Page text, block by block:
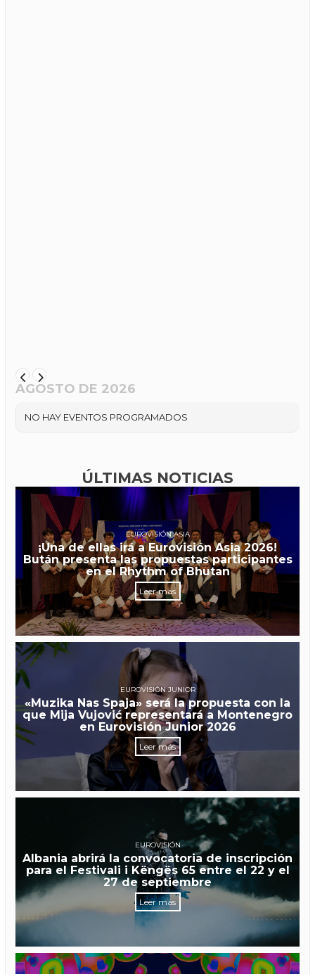
AGOSTO DE 2026
NO HAY EVENTOS PROGRAMADOS
ÚLTIMAS NOTICIAS
EUROVISIÓN ASIA
¡Una de ellas irá a Eurovisión Asia 2026!
Bután presenta las propuestas participantes
en el Rhythm of Bhutan
Leer más
EUROVISIÓN JUNIOR
«Muzika Nas Spaja» será la propuesta con la
que Mija Vujović representará a Montenegro
en Eurovisión Junior 2026
Leer más
EUROVISIÓN
Albania abrirá la convocatoria de inscripción
para el Festivali i Këngës 65 entre el 22 y el
27 de septiembre
Leer más